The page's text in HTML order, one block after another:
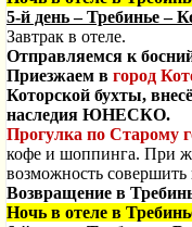
5-й день – Требинье –
Завтрак в отеле.
Отправляемся к
Приезжаем в город
Которской бухты,
наследия ЮНЕСКО.
Прогулка по Старому
кофе и шоппинга. При
возможность совершить
Возвращение в
Ночь в отеле в